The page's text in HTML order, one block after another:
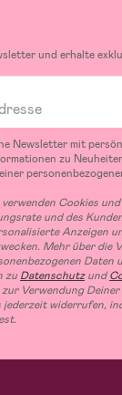
und erhalte
Newsletter mit
zu
Cookies
und des
Anzeigen
Mehr über die
Daten
zu Datenschutzund
Verwendung
jederzeit widerrufen,